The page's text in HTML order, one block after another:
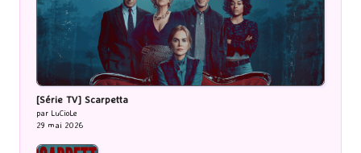
[Série TV] Scarpetta
par LuCioLe
29 mai 2026